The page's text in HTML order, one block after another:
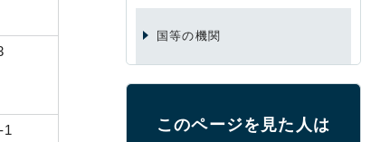
1
国等の機関
このページを見た人は